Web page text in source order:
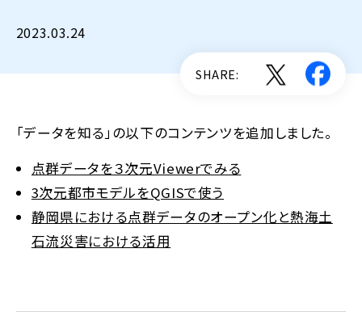
2023.03.24
SHARE:
「データを知る」の以下のコンテンツを追加しました。
点群データを３次元Viewerでみる
3次元都市モデルをQGISで使う
静岡県における点群データのオープン化と熱海土
石流災害における活用